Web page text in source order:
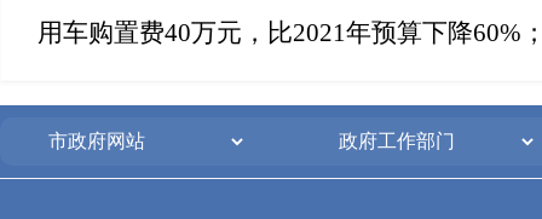
用车购置费40万元， 比2021年预算下降60%